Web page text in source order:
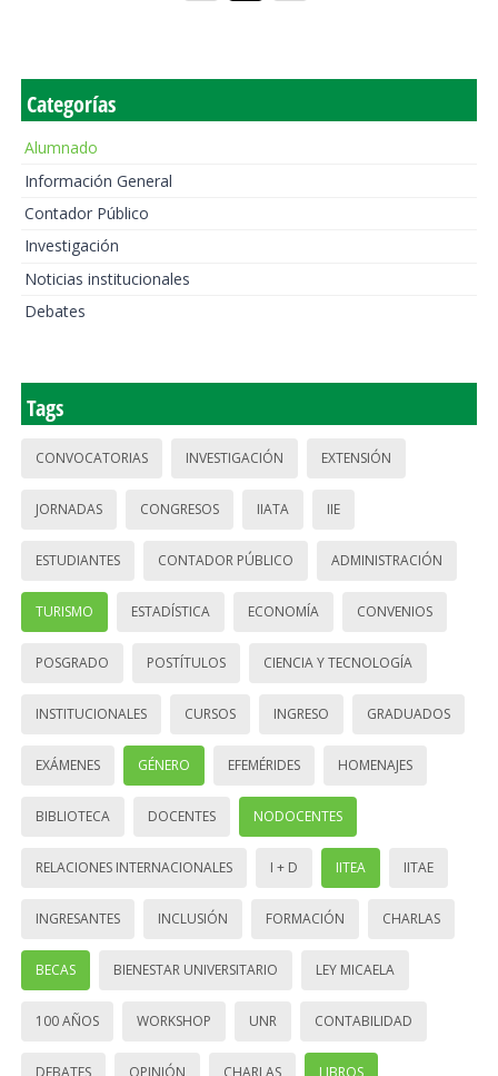
Categorías
Alumnado
Información General
Contador Público
Investigación
Noticias institucionales
Debates
Tags
CONVOCATORIAS INVESTIGACIÓN EXTENSIÓN
JORNADAS CONGRESOS IIATA IIE
ESTUDIANTES CONTADOR PÚBLICO ADMINISTRACIÓN
TURISMO ESTADÍSTICA ECONOMÍA CONVENIOS
POSGRADO POSTÍTULOS CIENCIA Y TECNOLOGÍA
INSTITUCIONALES CURSOS INGRESO GRADUADOS
EXÁMENES GÉNERO EFEMÉRIDES HOMENAJES
BIBLIOTECA DOCENTES NODOCENTES
RELACIONES INTERNACIONALES I + D IITEA IITAE
INGRESANTES INCLUSIÓN FORMACIÓN CHARLAS
BECAS BIENESTAR UNIVERSITARIO LEY MICAELA
100 AÑOS WORKSHOP UNR CONTABILIDAD